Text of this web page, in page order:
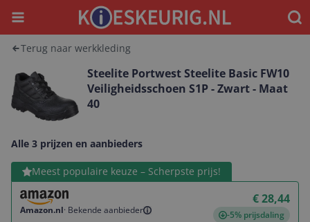
Menu
Terug naar werkkleding
Steelite Portwest Steelite Basic FW10
Veiligheidsschoen S1P - Zwart - Maat
40
Alle 3 prijzen en aanbieders
Meest populaire keuze – Scherpste prijs!
Amazon.nl· Bekende aanbieder
€ 28,44
-5% prijsdaling
Bekijk product